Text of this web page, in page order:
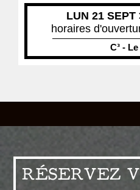
LUN 21 SEPT
horaires
C³ -
RÉSERVEZ